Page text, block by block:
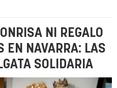
NI REGALO
EN NAVARRA: LAS
SOLIDARIA